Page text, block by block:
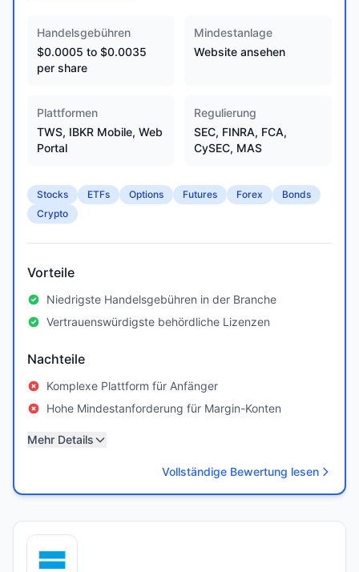
Handelsgebühren
$0.0005 to $0.0035
per share
Mindestanlage
Website ansehen
Plattformen
TWS, IBKR Mobile, Web
Portal
Regulierung
SEC, FINRA, FCA,
CySEC, MAS
Stocks ETFs Options Futures Forex
Bonds
Crypto
Vorteile
Niedrigste Handelsgebühren in der Branche
Vertrauenswürdigste behördliche Lizenzen
Nachteile
Komplexe Plattform für Anfänger
Hohe Mindestanforderung für Margin-Konten
Mehr Details
Vollständige Bewertung lesen